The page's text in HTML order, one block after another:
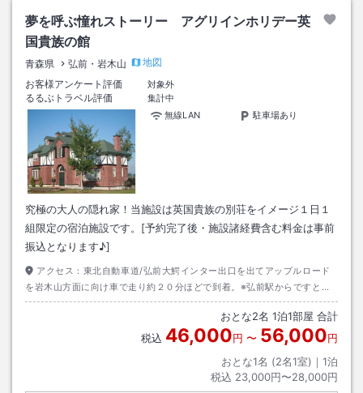
夢を呼ぶ憧れストーリー アグリインホリデー英
国貴族の館
青森県 弘前・岩木山
地図
お客様アンケート評価
対象外
るるぶトラベル評価
集計中
無線LAN
駐車場あり
究極の大人の隠れ家！当施設は英国貴族の別荘をイメージ１日１
組限定の宿泊施設です。[予約完了後・施設諸経費含む料金は事前
振込となります♪]
アクセス： 東北自動車道/弘前大鰐インター出口を出てアップルロード
を岩木山方面に向け車で走り約２０分ほどで到着。※弘前駅からですとタ
クシーにて１５分程度にて到着
おとな2名 1泊1部屋 合計
税込 46,000円 〜 56,000円
おとな1名 (2名1室)｜ 1泊
税込 23,000円〜28,000円